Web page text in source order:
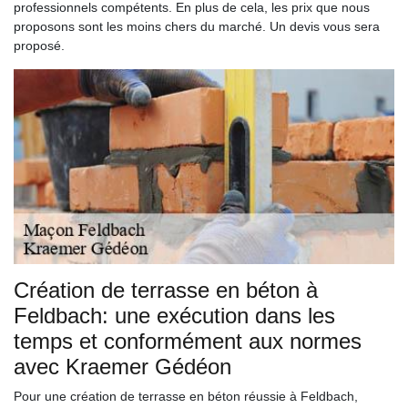
professionnels compétents. En plus de cela, les prix que nous
proposons sont les moins chers du marché. Un devis vous sera
proposé.
Création de terrasse en béton à
Feldbach: une exécution dans les
temps et conformément aux normes
avec Kraemer Gédéon
Pour une création de terrasse en béton réussie à Feldbach,